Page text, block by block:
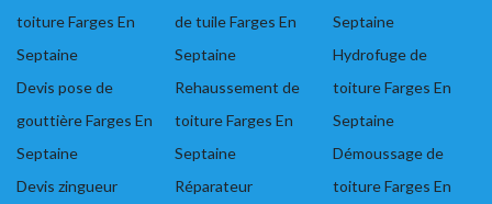
toiture Farges En
Septaine
Devis pose de
gouttière Farges En
Septaine
Devis zingueur
de tuile Farges En
Septaine
Rehaussement de
toiture Farges En
Septaine
Réparateur
Septaine
Hydrofuge de
toiture Farges En
Septaine
Démoussage de
toiture Farges En